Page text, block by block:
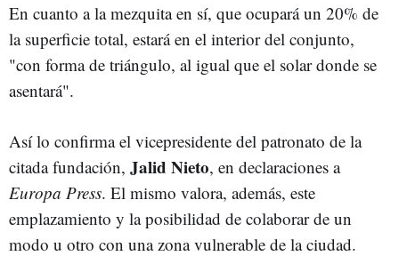
En cuanto a la mezquita en sí, que ocupará un 20% de
la superficie total, estará en el interior del conjunto,
"con forma de triángulo, al igual que el solar donde se
asentará".
Así lo confirma el vicepresidente del patronato de la
citada fundación, Jalid Nieto, en declaraciones a
Europa Press. El mismo valora, además, este
emplazamiento y la posibilidad de colaborar de un
modo u otro con una zona vulnerable de la ciudad.